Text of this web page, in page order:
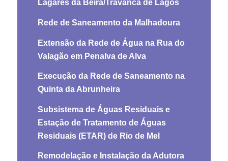
Lagares da Beira/Travanca de Lagos
Rede de Saneamento da Malhadoura
Extensão da Rede de Água na Rua do
Valagão em Penalva de Alva
Execução da Rede de Saneamento na
Quinta da Abrunheira
Subsistema de Águas Residuais e
Estação de Tratamento de Águas
Residuais (ETAR) de Rio de Mel
Remodelação e Instalação da Adutora